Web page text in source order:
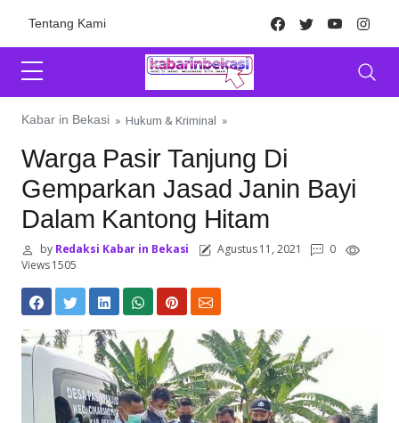
Tentang Kami Facebook
TwitterYoutube
Kabar in Bekasi » Hukum & Kriminal »
Warga Pasir Tanjung Di
Gemparkan Jasad Janin Bayi
Dalam Kantong Hitam
byRedaksi Kabar in Bekasi Agustus 11, 2021
0
Views 1505